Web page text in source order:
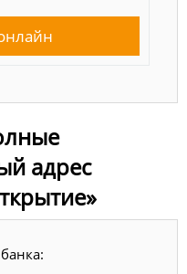
адрес